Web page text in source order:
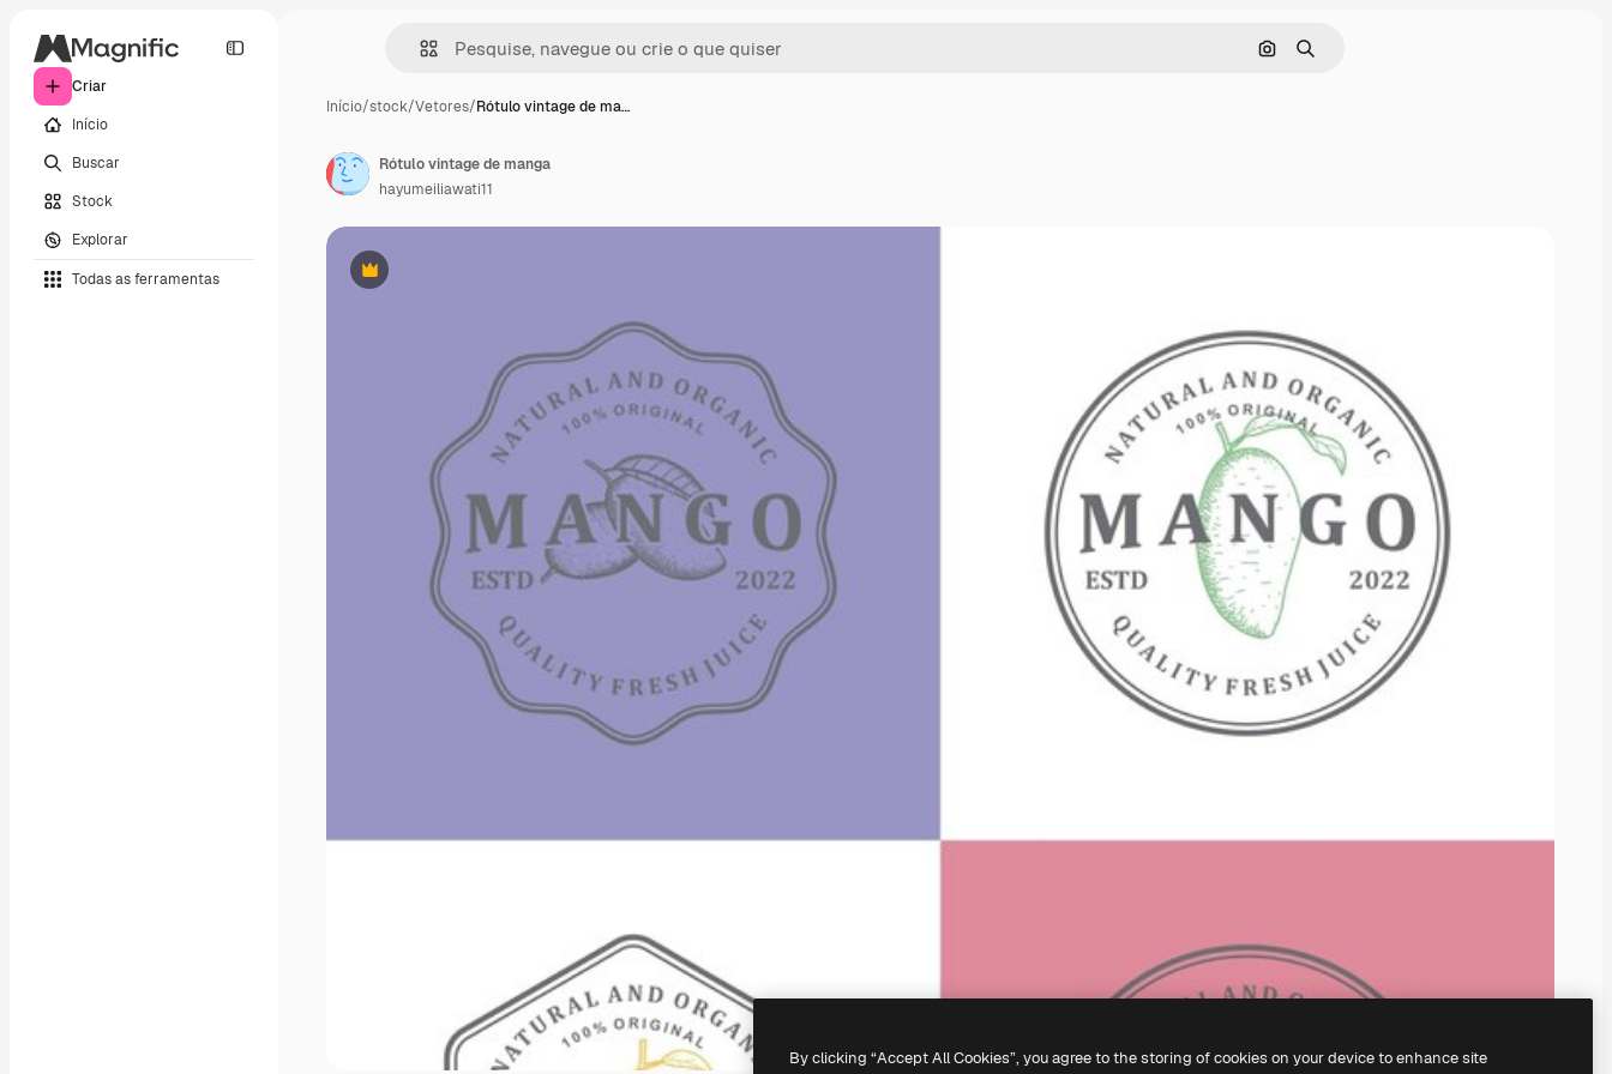
Criar
Início
Buscar
Stock
Explorar
Todas as ferramentas
Pesquisar por imagem
Buscar
Início/stock/Vetores/Rótulo vintage de ma…
Premium
Rótulo vintage de manga
hayumeiliawati11
By clicking “Accept All Cookies”, you agree to the storing of cookies on your device to enhance site